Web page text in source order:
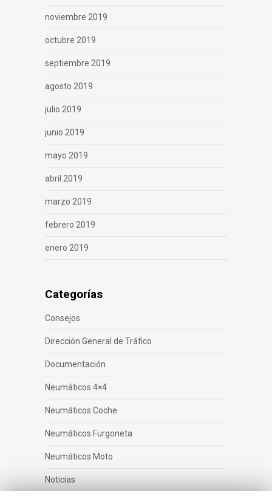
noviembre 2019
octubre 2019
septiembre 2019
agosto 2019
julio 2019
junio 2019
mayo 2019
abril 2019
marzo 2019
febrero 2019
enero 2019
Categorías
Consejos
Dirección General de Tráfico
Documentación
Neumáticos 4×4
Neumáticos Coche
Neumáticos Furgoneta
Neumáticos Moto
Noticias